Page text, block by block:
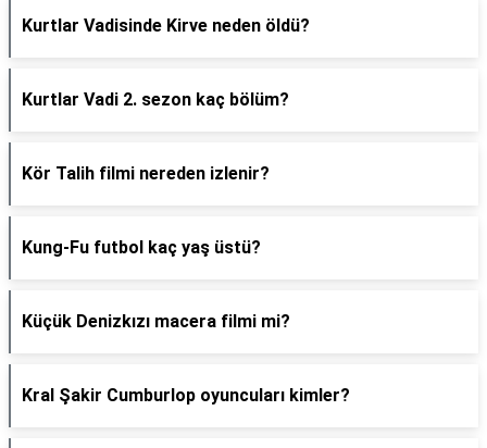
Kurtlar Vadisinde Kirve neden öldü?
Kurtlar Vadi 2. sezon kaç bölüm?
Kör Talih filmi nereden izlenir?
Kung-Fu futbol kaç yaş üstü?
Küçük Denizkızı macera filmi mi?
Kral Şakir Cumburlop oyuncuları kimler?